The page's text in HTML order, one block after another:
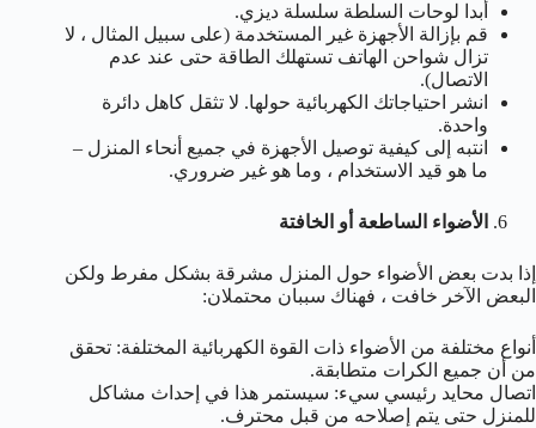
أبدا لوحات السلطة سلسلة ديزي.
قم بإزالة الأجهزة غير المستخدمة (على سبيل المثال ، لا
تزال شواحن الهاتف تستهلك الطاقة حتى عند عدم
الاتصال).
انشر احتياجاتك الكهربائية حولها. لا تثقل كاهل دائرة
واحدة.
انتبه إلى كيفية توصيل الأجهزة في جميع أنحاء المنزل –
ما هو قيد الاستخدام ، وما هو غير ضروري.
الأضواء الساطعة أو الخافتة
إذا بدت بعض الأضواء حول المنزل مشرقة بشكل مفرط ولكن
البعض الآخر خافت ، فهناك سببان محتملان:
أنواع مختلفة من الأضواء ذات القوة الكهربائية المختلفة: تحقق
من أن جميع الكرات متطابقة.
اتصال محايد رئيسي سيء: سيستمر هذا في إحداث مشاكل
للمنزل حتى يتم إصلاحه من قبل محترف.